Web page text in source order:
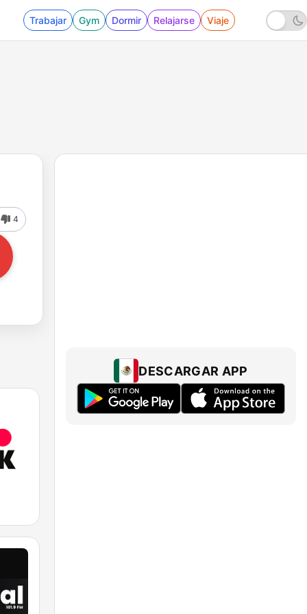
Trabajar Gym Dormir Relajarse Viaje
4
DESCARGAR APP